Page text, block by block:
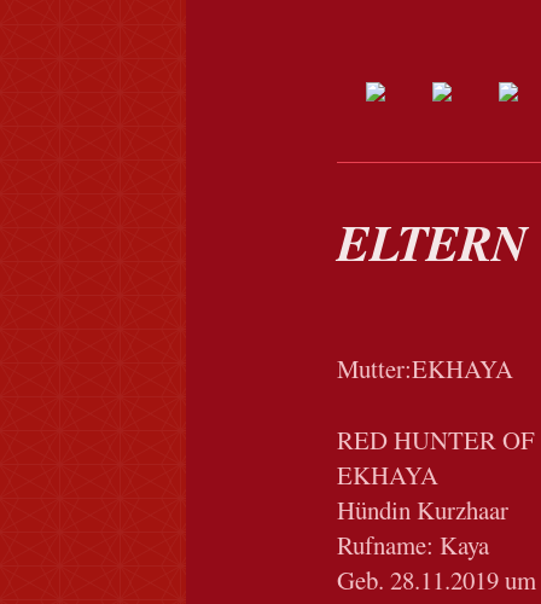
Mutter:EKHAYA
RED HUNTER
EKHAYA
Hündin Kurzhaar
Rufname: Kaya
Geb. 28.11.2019